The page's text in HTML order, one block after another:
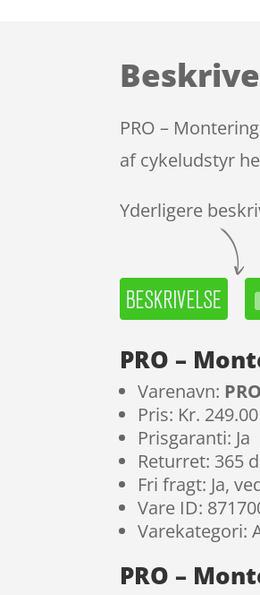
PRO –
af cykeludstyr
Yderligere
PRO –
Varenavn:
Pris: Kr. 249.00
Prisgaranti: Ja
Returret: 365
Fri fragt: Ja,
Vare ID:
Varekategori:
PRO –